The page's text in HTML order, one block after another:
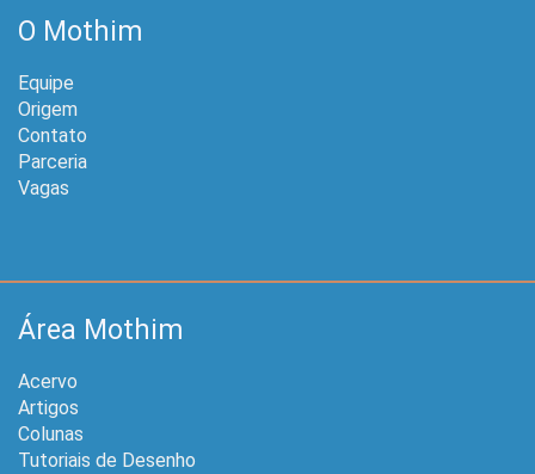
O Mothim
Equipe
Origem
Contato
Parceria
Vagas
Área Mothim
Acervo
Artigos
Colunas
Tutoriais de Desenho